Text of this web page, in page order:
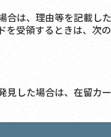
合は、理由等を記載し
受領するときは、次
した場合は、在留カ